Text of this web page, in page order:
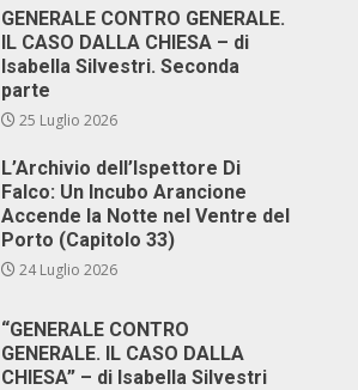
GENERALE CONTRO GENERALE.
IL CASO DALLA CHIESA – di
Isabella Silvestri. Seconda
parte
25 Luglio 2026
L’Archivio dell’Ispettore Di
Falco: Un Incubo Arancione
Accende la Notte nel Ventre del
Porto (Capitolo 33)
24 Luglio 2026
“GENERALE CONTRO
GENERALE. IL CASO DALLA
CHIESA” – di Isabella Silvestri